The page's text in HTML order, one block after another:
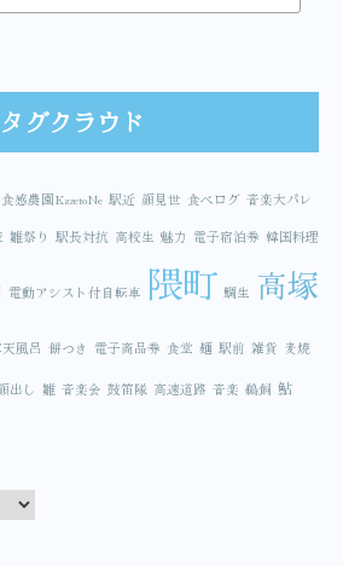
タグクラウド
食感農園KazetoNe 駅近 顔見世 食べログ 音楽大パレ
雛祭り 駅長対抗 高校生 魅力 電子宿泊券 韓国料理
電動アシスト付自転車 隈町 鯛生 高塚
風呂 餅つき 電子商品券 食堂 麺 駅前 雑貨 麦焼
出し 雛 音楽会 鼓笛隊 高速道路 音楽 鵜飼 鮎